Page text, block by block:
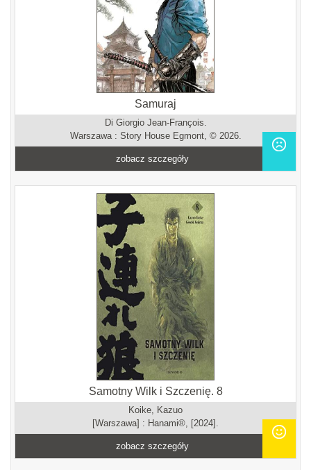
Samuraj
Di Giorgio Jean-François.
Warszawa : Story House Egmont, © 2026.
zobacz szczegóły
Samotny Wilk i Szczenię. 8
Koike, Kazuo
[Warszawa] : Hanami®, [2024].
zobacz szczegóły